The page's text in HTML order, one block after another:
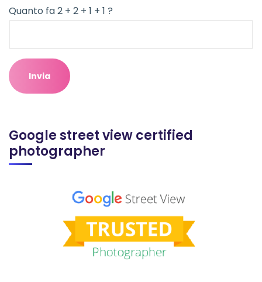
Quanto fa 2 + 2 + 1 + 1 ?
Google street view certified
photographer